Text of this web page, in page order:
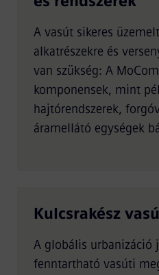
A vasút sikeres
alkatrészekre és
van szükség: A
komponensek, mint
hajtórendszerek,
áramellátó egységek
Kulcsrakész
A globális urbanizáció
fenntartható vasúti